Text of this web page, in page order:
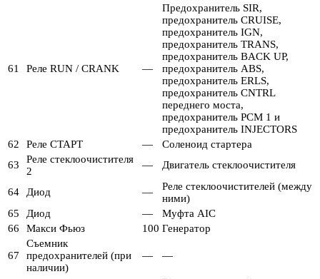
61 Реле RUN / CRANK —
Предохранитель SIR,
предохранитель CRUISE,
предохранитель IGN,
предохранитель TRANS,
предохранитель BACK UP,
предохранитель ABS,
предохранитель ERLS,
предохранитель CNTRL
переднего моста,
предохранитель PCM 1 и
предохранитель INJECTORS
62
Реле СТАРТ —
Соленоид стартера
63
Реле стеклоочистителя
2
— Двигатель стеклоочистителя
64 Диод —
Реле стеклоочистителей (между
ними)
65
Диод —
Муфта AIC
66
Макси Фьюз 100 Генератор
67
Съемник
предохранителей (при
наличии)
— —